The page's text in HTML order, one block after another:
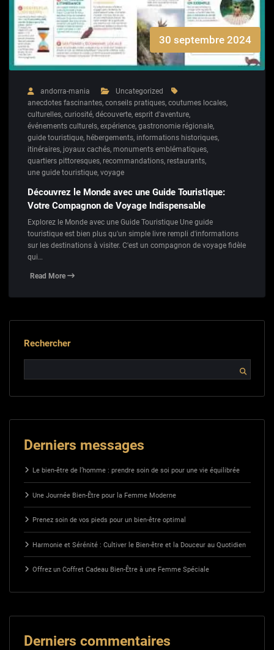
30 septembre 2024
andorra-mania
Uncategorized
anecdotes fascinantes, conseils pratiques, coutumes locales,
culturelles, curiosité, découverte, esprit d'aventure,
événements culturels, expérience, gastronomie régionale,
guide touristique, hébergements, informations historiques,
itinéraires, joyaux cachés, monuments emblématiques,
quartiers pittoresques, recommandations, restaurants,
une guide touristique, voyage
Découvrez le Monde avec une Guide Touristique:
Votre Compagnon de Voyage Indispensable
Explorez le Monde avec une Guide Touristique Une guide
touristique est bien plus qu'un simple livre rempli d'informations
sur les destinations à visiter. C'est un compagnon de voyage fidèle
qui…
Read More
Rechercher
Derniers messages
Le bien-être de l’homme : prendre soin de soi pour une vie équilibrée
Une Journée Bien-Être pour la Femme Moderne
Prenez soin de vos pieds pour un bien-être optimal
Harmonie et Sérénité : Cultiver le Bien-être et la Douceur au Quotidien
Offrez un Coffret Cadeau Bien-Être à une Femme Spéciale
Derniers commentaires